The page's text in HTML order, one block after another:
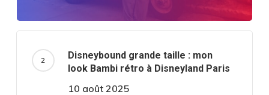
Disneybound grande taille : mon
look Bambi rétro à Disneyland Paris
10 août 2025